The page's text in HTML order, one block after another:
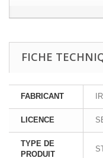
FICHE
FABRICANT
LICENCE
TYPE DE
PRODUIT